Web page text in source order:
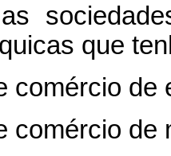
que
comércio de
comércio de